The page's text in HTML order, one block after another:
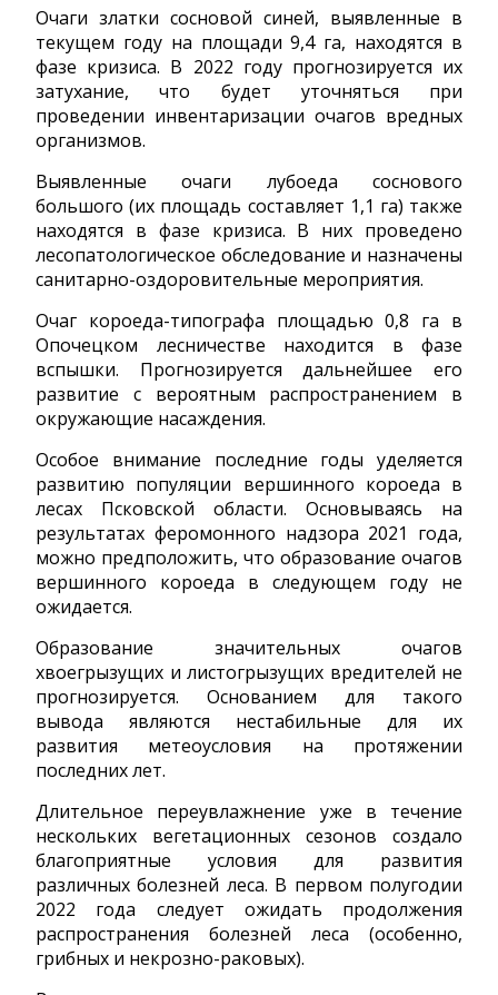
Очаги златки сосновой синей, выявленные в
текущем году на площади 9,4 га, находятся в
фазе кризиса. В 2022 году прогнозируется их
затухание, что будет уточняться при
проведении инвентаризации очагов вредных
организмов.
Выявленные очаги лубоеда соснового
большого (их площадь составляет 1,1 га) также
находятся в фазе кризиса. В них проведено
лесопатологическое обследование и назначены
санитарно-оздоровительные мероприятия.
Очаг короеда-типографа площадью 0,8 га в
Опочецком лесничестве находится в фазе
вспышки. Прогнозируется дальнейшее его
развитие с вероятным распространением в
окружающие насаждения.
Особое внимание последние годы уделяется
развитию популяции вершинного короеда в
лесах Псковской области. Основываясь на
результатах феромонного надзора 2021 года,
можно предположить, что образование очагов
вершинного короеда в следующем году не
ожидается.
Образование значительных очагов
хвоегрызущих и листогрызущих вредителей не
прогнозируется. Основанием для такого
вывода являются нестабильные для их
развития метеоусловия на протяжении
последних лет.
Длительное переувлажнение уже в течение
нескольких вегетационных сезонов создало
благоприятные условия для развития
различных болезней леса. В первом полугодии
2022 года следует ожидать продолжения
распространения болезней леса (особенно,
грибных и некрозно-раковых).